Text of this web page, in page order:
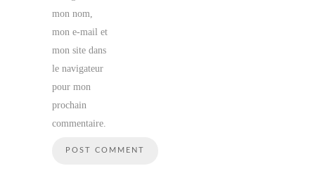
mon nom,
mon e-mail et
mon site dans
le navigateur
pour mon
prochain
commentaire.